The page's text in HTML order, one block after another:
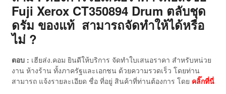
Fuji Xerox CT350894 Drum ตลับชุด
ดรัม ของแท้ สามารถจัดทำให้ได้หรือ
ไม่ ?
ตอบ : เฮียส่ง.คอม ยินดีให้บริการ จัดทำใบเสนอราคา สำหรับหน่วย
งาน ห้างร้าน ทั้งภาครัฐและเอกชน ด้วยความรวดเร็ว โดยท่าน
สามารถ แจ้งรายละเอียด ชื่อ ที่อยู่ สินค้าที่ท่านต้องการ โดย คลิ๊กที่นี่